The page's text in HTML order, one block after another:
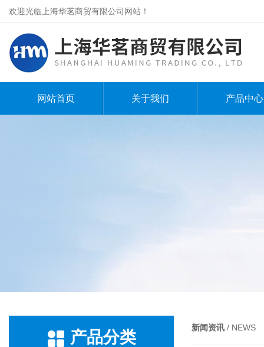
欢迎光临上海华茗商贸有限公司网站！
网站首页 关于我们 产品中心
产品分类
新闻资讯 / NEWS